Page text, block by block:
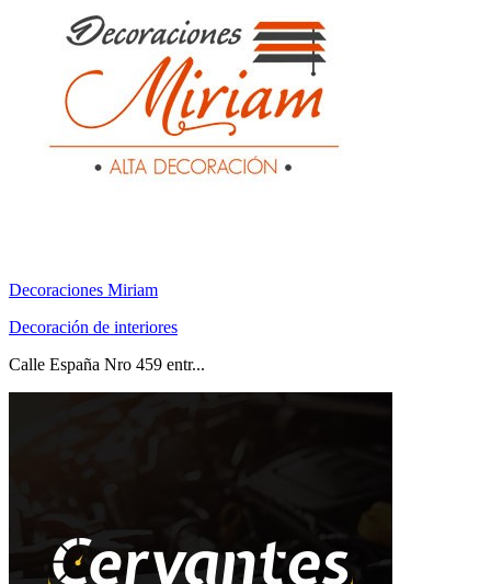
Decoraciones Miriam
Decoración de interiores
Calle España Nro 459 entr...